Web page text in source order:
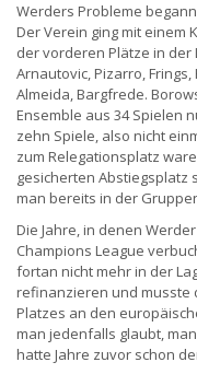
Werders Probleme
Der Verein ging mit einem
der vorderen Plätze in der
Arnautovic, Pizarro,
Almeida, Bargfrede.
Ensemble aus 34 Spielen
zehn Spiele, also nicht
zum Relegationsplatz
gesicherten Abstiegsplatz
man bereits in der
Die Jahre, in denen
Champions League
fortan nicht mehr in der
refinanzieren und musste
Platzes an den
man jedenfalls glaubt,
hatte Jahre zuvor schon